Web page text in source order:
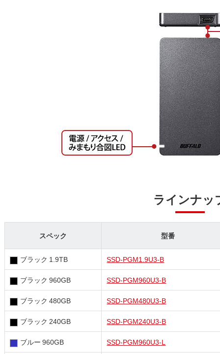
ラインナッ
スペック 型番
ブラック 1.9TB SSD-PGM1.9U3-B
ブラック 960GB SSD-PGM960U3-B
ブラック 480GB SSD-PGM480U3-B
ブラック 240GB SSD-PGM240U3-B
ブルー 960GB SSD-PGM960U3-L